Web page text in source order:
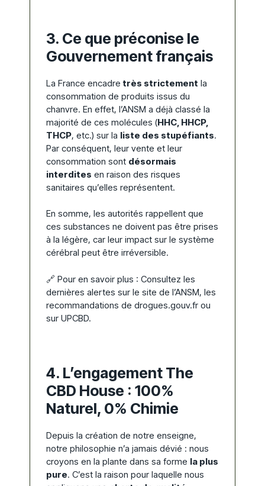
3. Ce que préconise le
Gouvernement français
La France encadre très strictement la
consommation de produits issus du
chanvre. En effet, l’ANSM a déjà classé la
majorité de ces molécules (HHC, HHCP,
THCP, etc.) sur la liste des stupéfiants.
Par conséquent, leur vente et leur
consommation sont désormais
interdites en raison des risques
sanitaires qu’elles représentent.
En somme, les autorités rappellent que
ces substances ne doivent pas être prises
à la légère, car leur impact sur le système
cérébral peut être irréversible.
🔗 Pour en savoir plus : Consultez les
dernières alertes sur le site de l’ANSM, les
recommandations dedrogues.gouv.fr ou
surUPCBD.
4. L’engagement The
CBD House : 100%
Naturel, 0% Chimie
Depuis la création de notre enseigne,
notre philosophie n’a jamais dévié : nous
croyons en la plante dans sa forme la plus
pure. C’est la raison pour laquelle nous